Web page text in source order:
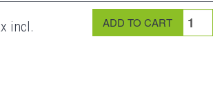
incl.